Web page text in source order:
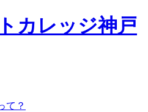
カレッジ神戸
て？